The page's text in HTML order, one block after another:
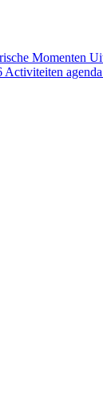
Momenten
Activiteiten agenda